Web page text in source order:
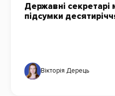
Державні секретарі
підсумки
Вікторія Дерець